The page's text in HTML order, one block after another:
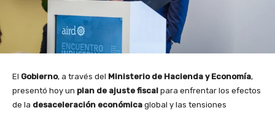
El Gobierno, a través del Ministerio de Hacienda y Economía,
presentó hoy un plan de ajuste fiscal para enfrentar los efectos
de la desaceleración económica global y las tensiones